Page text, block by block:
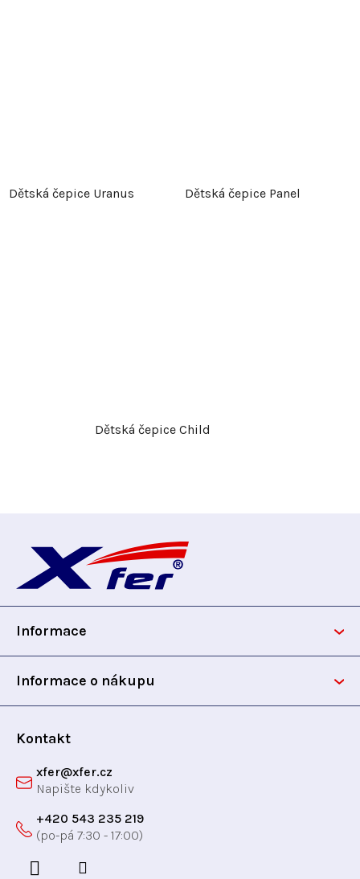
Dětská čepice Uranus Dětská čepice Panel
Dětská čepice Child
p
Informace
Informace o nákupu
Kontakt
xfer@xfer.cz
+420 543 235 219